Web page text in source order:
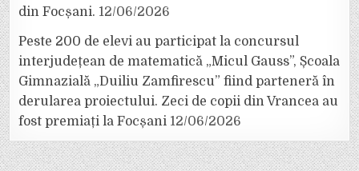
din Focșani. 12/06/2026
Peste 200 de elevi au participat la concursul
interjudețean de matematică „Micul Gauss”, Școala
Gimnazială „Duiliu Zamfirescu” fiind parteneră în
derularea proiectului. Zeci de copii din Vrancea au
fost premiați la Focșani 12/06/2026